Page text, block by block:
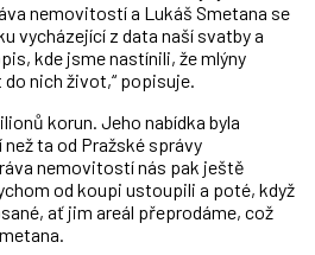
nemovitostí a Lukáš Smetana se
vycházející z data naší svatby a
kde jsme nastínili, že mlýny
nich život,“ popisuje.
korun. Jeho nabídka byla
ta od Pražské správy
nemovitostí nás pak ještě
od koupi ustoupili a poté, když
ať jim areál přeprodáme, což